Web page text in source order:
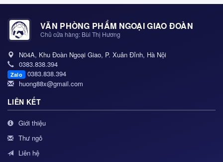
VĂN PHÒNG PHẨM NGOẠI GIAO ĐOÀN
Chủ cửa hàng: Bùi Thị Hương
N04A, Khu Đoàn Ngoại Giao, P. Xuân Đỉnh, Hà Nội
0383.838.394
Zalo 0383.838.394
huong88x@gmail.com
LIÊN KẾT
Giới thiệu
Thư ngỏ
Liên hệ